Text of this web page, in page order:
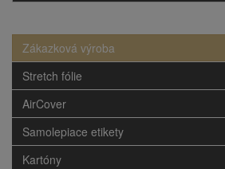
Zákazková výroba
Stretch fólie
AirCover
Samolepiace etikety
Kartóny